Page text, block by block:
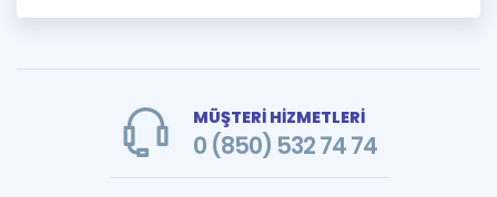
MÜŞTERİ HİZMETLERİ
0 (850) 532 74 74